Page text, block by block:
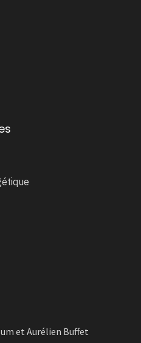
etAurélien Buffet